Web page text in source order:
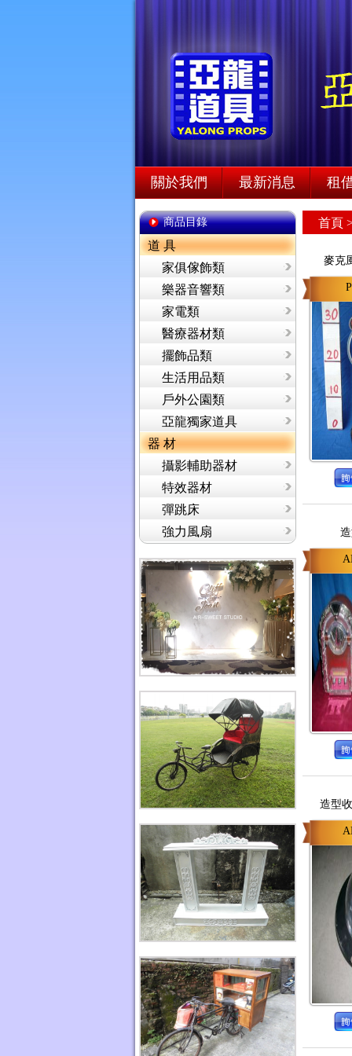
關於我們 最新消息 租
商品目錄
道 具
家俱傢飾類
樂器音響類
家電類
醫療器材類
擺飾品類
生活用品類
戶外公園類
亞龍獨家道具
器 材
攝影輔助器材
特效器材
彈跳床
強力風扇
首頁
麥克
造型